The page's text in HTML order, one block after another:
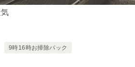
9時16時お掃除パック